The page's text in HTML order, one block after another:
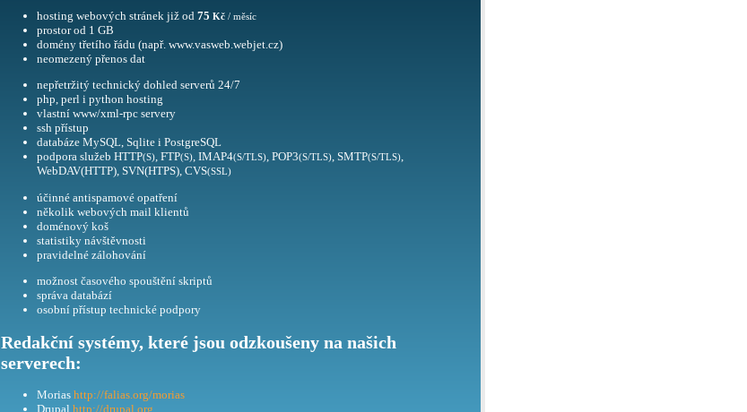
hosting webových stránek již od 75 Kč / měsíc
prostor od 1 GB
domény třetího řádu (např. www.vasweb.webjet.cz)
neomezený přenos dat
nepřetržitý technický dohled serverů 24/7
php, perl i python hosting
vlastní www/xml-rpc servery
ssh přístup
databáze MySQL, Sqlite i PostgreSQL
podpora služeb HTTP(S), FTP(S), IMAP4(S/TLS), POP3(S/TLS), SMTP(S/TLS),
WebDAV(HTTP), SVN(HTPS), CVS(SSL)
účinné antispamové opatření
několik webových mail klientů
doménový koš
statistiky návštěvnosti
pravidelné zálohování
možnost časového spouštění skriptů
správa databází
osobní přístup technické podpory
Redakční systémy, které jsou odzkoušeny na našich
serverech:
Morias http://falias.org/morias
Drupal http://drupal.org